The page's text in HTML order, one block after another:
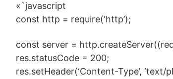
«`javascript
const http = require(‘http’);
const server =
res.statusCode = 200;
res.setHeader(‘Content-Type’, ‘text/